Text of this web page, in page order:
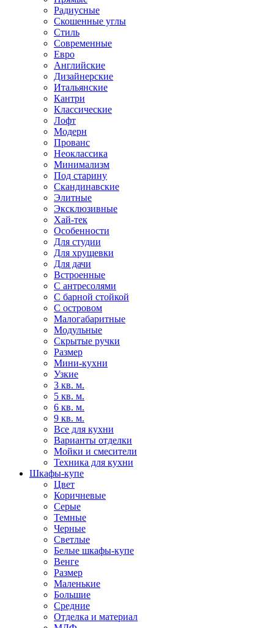
Радиусные
Скошенные углы
Стиль
Современные
Евро
Английские
Дизайнерские
Итальянские
Кантри
Классические
Лофт
Модерн
Прованс
Неоклассика
Минимализм
Под старину
Скандинавские
Элитные
Эксклюзивные
Хай-тек
Особенности
Для студии
Для хрущевки
Для дачи
Встроенные
С антресолями
С барной стойкой
С островом
Малогабаритные
Модульные
Скрытые ручки
Размер
Мини-кухни
Узкие
3 кв. м.
5 кв. м.
6 кв. м.
9 кв. м.
Все для кухни
Варианты отделки
Мойки и смесители
Техника для кухни
Шкафы-купе
Цвет
Коричневые
Серые
Темные
Черные
Светлые
Белые шкафы-купе
Венге
Размер
Маленькие
Большие
Средние
Отделка и материал